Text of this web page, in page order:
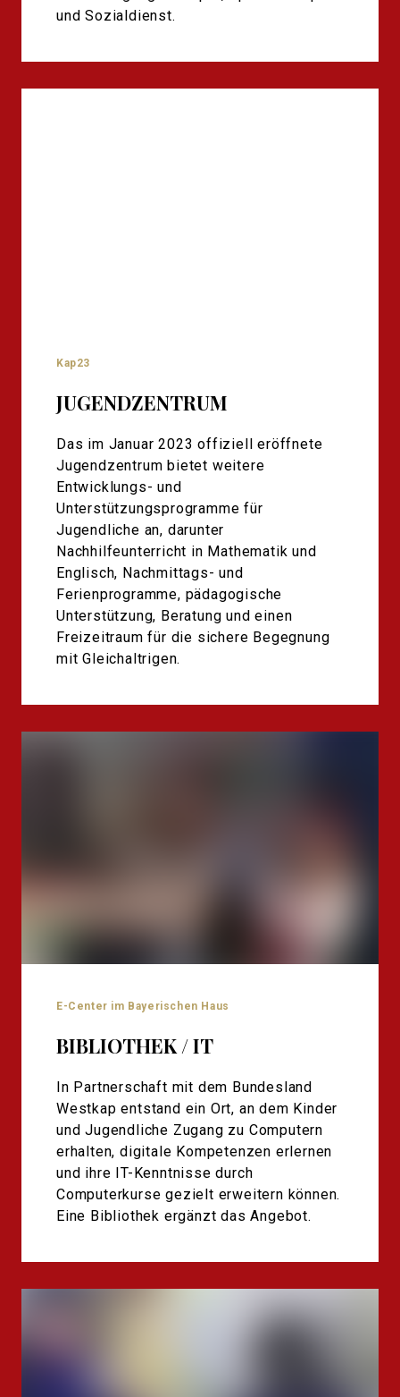
und Sozialdienst.
Kap23
JUGENDZENTRUM
Das im Januar 2023 offiziell eröffnete
Jugendzentrum bietet weitere
Entwicklungs- und
Unterstützungsprogramme für
Jugendliche an, darunter
Nachhilfeunterricht in Mathematik und
Englisch, Nachmittags- und
Ferienprogramme, pädagogische
Unterstützung, Beratung und einen
Freizeitraum für die sichere Begegnung
mit Gleichaltrigen.
E-Center im Bayerischen Haus
BIBLIOTHEK / IT
In Partnerschaft mit dem Bundesland
Westkap entstand ein Ort, an dem Kinder
und Jugendliche Zugang zu Computern
erhalten, digitale Kompetenzen erlernen
und ihre IT-Kenntnisse durch
Computerkurse gezielt erweitern können.
Eine Bibliothek ergänzt das Angebot.